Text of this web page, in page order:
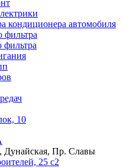
кондиционера автомобиля
фильтра
фильтра
10
Дунайская, Пр. Славы
25 с2